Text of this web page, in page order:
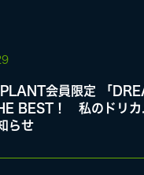
会員限定 「
BEST！ 私のドリカ
らせ